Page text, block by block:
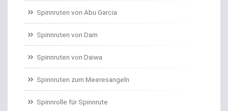
Drop Shot Gummiköder
Drop Shot Haken
Drop Shot Ruten
Dropshot gebunden
Dropshot Haken
Spinnruten von Abu Garcia
Spinnruten von Dam
Spinnruten von Daiwa
Spinnruten zum Meeresangeln
Spinnrolle für Spinnrute